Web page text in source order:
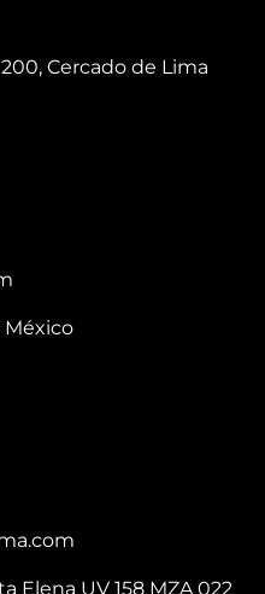
Cercado de Lima
México
Elena UV 158 MZA 022